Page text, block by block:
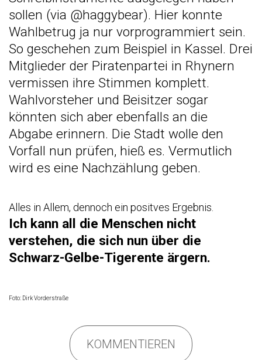
sollen (via @haggybear). Hier konnte
Wahlbetrug ja nur vorprogrammiert sein.
So geschehen zum Beispiel in Kassel. Drei
Mitglieder der Piratenpartei in Rhynern
vermissen ihre Stimmen komplett.
Wahlvorsteher und Beisitzer sogar
könnten sich aber ebenfalls an die
Abgabe erinnern. Die Stadt wolle den
Vorfall nun prüfen, hieß es. Vermutlich
wird es eine Nachzählung geben.
Alles in Allem, dennoch ein positves Ergebnis.
Ich kann all die Menschen nicht
verstehen, die sich nun über die
Schwarz-Gelbe-Tigerente ärgern.
Foto: Dirk Vorderstraße
KOMMENTIEREN